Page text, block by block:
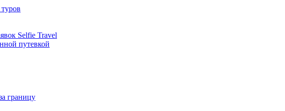
Selfie Travel
путевкой
границу